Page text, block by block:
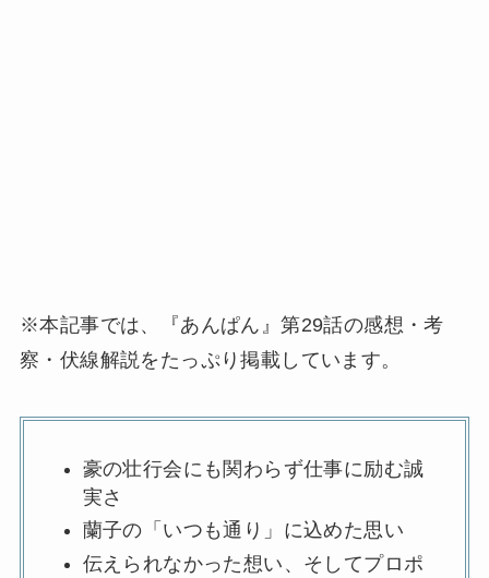
※本記事では、『あんぱん』第29話の感想・考
察・伏線解説をたっぷり掲載しています。
豪の壮行会にも関わらず仕事に励む誠
実さ
蘭子の「いつも通り」に込めた思い
伝えられなかった想い、そしてプロポ